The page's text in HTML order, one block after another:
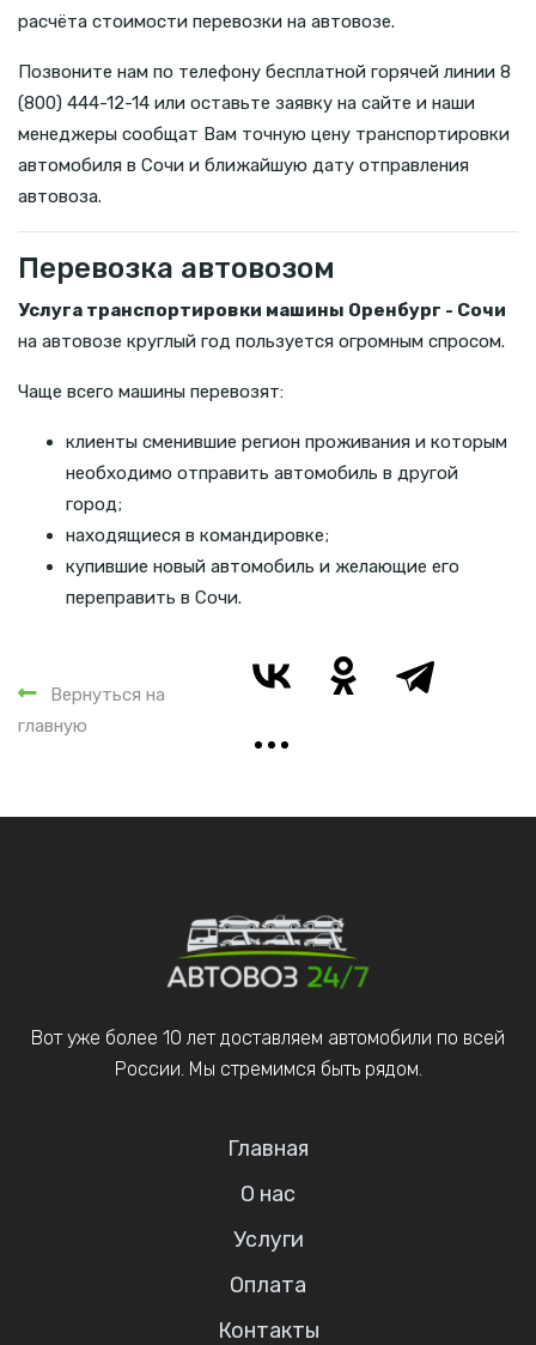
расчёта стоимости перевозки на автовозе.
Позвоните нам по телефону бесплатной горячей линии 8
(800) 444-12-14 или оставьте заявку на сайте и наши
менеджеры сообщат Вам точную цену транспортировки
автомобиля в Сочи и ближайшую дату отправления
автовоза.
Перевозка автовозом
Услуга транспортировки машины Оренбург - Сочи
на автовозе круглый год пользуется огромным спросом.
Чаще всего машины перевозят:
клиенты сменившие регион проживания и которым
необходимо отправить автомобиль в другой
город;
находящиеся в командировке;
купившие новый автомобиль и желающие его
переправить в Сочи.
Вернуться на
главную
Вот уже более 10 лет доставляем автомобили по всей
России. Мы стремимся быть рядом.
Главная
О нас
Услуги
Оплата
Контакты